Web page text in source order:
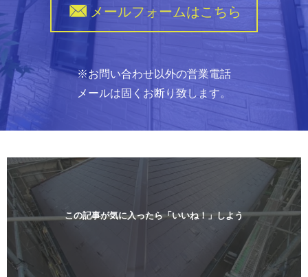
メールフォームはこちら
※お問い合わせ以外の営業電話
メールは固くお断り致します。
この記事が気に入ったら「いいね！」しよう